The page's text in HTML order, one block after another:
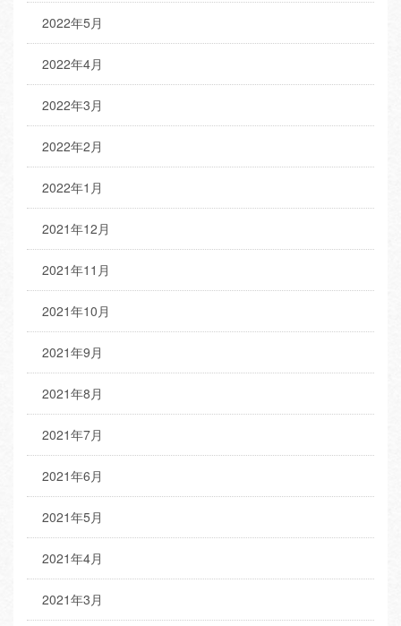
2022年5月
2022年4月
2022年3月
2022年2月
2022年1月
2021年12月
2021年11月
2021年10月
2021年9月
2021年8月
2021年7月
2021年6月
2021年5月
2021年4月
2021年3月